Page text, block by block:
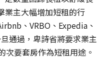
業主大幅增加短租的行
、VRBO、Expedia、
通過，卑詩省將要求業主
次要套房作為短租用途。